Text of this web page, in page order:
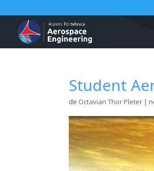
Student
de Octavian Thor Pleter |